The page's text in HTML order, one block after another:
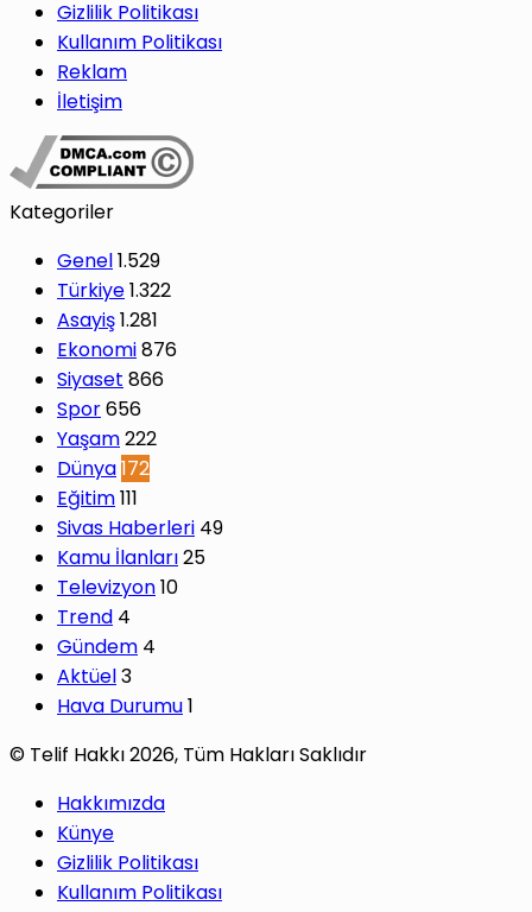
Gizlilik Politikası
Kullanım Politikası
Reklam
İletişim
Kategoriler
Genel1.529
Türkiye1.322
Asayiş1.281
Ekonomi876
Siyaset 866
Spor656
Yaşam222
Dünya172
Eğitim111
Sivas Haberleri 49
Kamu İlanları25
Televizyon10
Trend 4
Gündem 4
Aktüel3
Hava Durumu1
© Telif Hakkı 2026, Tüm Hakları Saklıdır
Hakkımızda
Künye
Gizlilik Politikası
Kullanım Politikası